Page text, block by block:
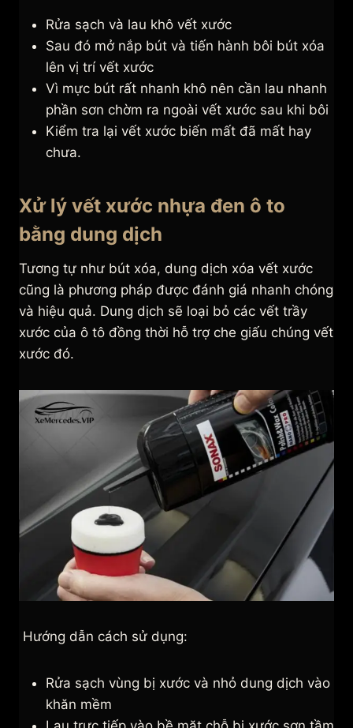
Rửa sạch và lau khô vết xước
Sau đó mở nắp bút và tiến hành bôi bút xóa
lên vị trí vết xước
Vì mực bút rất nhanh khô nên cần lau nhanh
phần sơn chờm ra ngoài vết xước sau khi bôi
Kiểm tra lại vết xước biến mất đã mất hay
chưa.
Xử lý vết xước nhựa đen ô to
bằng dung dịch
Tương tự như bút xóa, dung dịch xóa vết xước
cũng là phương pháp được đánh giá nhanh chóng
và hiệu quả. Dung dịch sẽ loại bỏ các vết trầy
xước của ô tô đồng thời hỗ trợ che giấu chúng vết
xước đó.
Hướng dẫn cách sử dụng:
Rửa sạch vùng bị xước và nhỏ dung dịch vào
khăn mềm